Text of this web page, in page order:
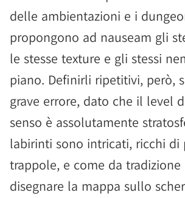
delle ambientazioni e i
propongono ad nauseam gli
le stesse texture e gli stessi
piano. Definirli ripetitivi, però,
grave errore, dato che il level
senso è assolutamente
labirinti sono intricati, ricchi di
trappole, e come da tradizione
disegnare la mappa sullo